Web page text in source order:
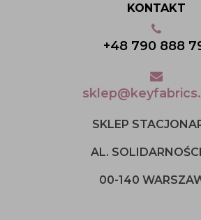
KONTAKT
+48 790 888
SKLEP
AL.
00-140